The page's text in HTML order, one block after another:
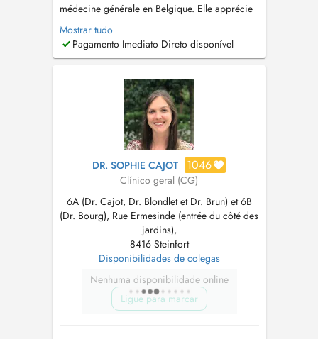
médecine générale en Belgique. Elle apprécie
la richesse et la diversité de la médecine de
premier recours. Elle accorde une attention
particulière au suivi personnalisé de chacun,
domaines dintérêt incluent notamment la pé...
Mostrar tudo
Pagamento Imediato Direto disponível
DR. SOPHIE CAJOT 1046
Clínico geral (CG)
6A (Dr. Cajot, Dr. Blondlet et Dr. Brun) et 6B
(Dr. Bourg), Rue Ermesinde (entrée du côté des
jardins),
8416 Steinfort
Disponibilidades de colegas
Nenhuma disponibilidade online
Ligue para marcar